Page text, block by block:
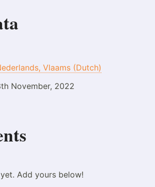
Vlaams (Dutch)
November, 2022
Add yours below!